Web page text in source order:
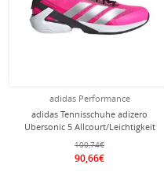
adidas Performance
adidas Tennisschuhe adizero
Ubersonic 5 Allcourt/Leichtigkeit
2025 lucidpink/schwarz Herren
100,74€
90,66€